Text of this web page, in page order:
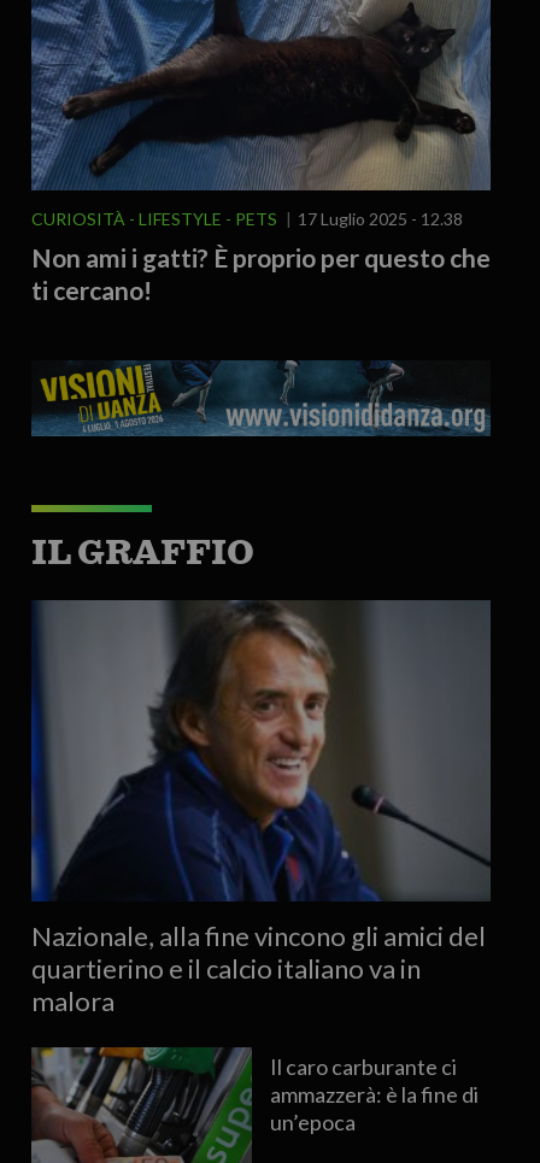
CURIOSITÀ - LIFESTYLE PETS 17 Luglio 2025 - 12.38
Non ami i gatti? È proprio per questo che
ti cercano!
IL GRAFFIO
Nazionale, alla fine vincono gli amici del
quartierino e il calcio italiano va in
malora
Il caro carburante ci
ammazzerà: è la fine di
un’epoca